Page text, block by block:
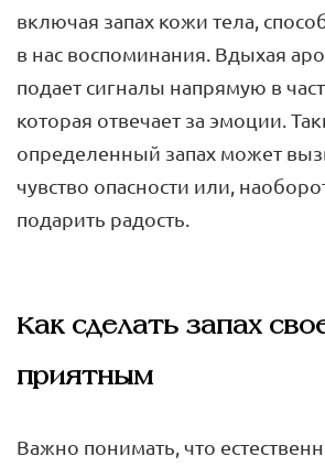
включая запах кожи тела,
в нас воспоминания. Вдыхая
подает сигналы напрямую в
которая отвечает за эмоции.
определенный запах может
чувство опасности или,
подарить радость.
Как сделать запах
приятным
Важно понимать, что